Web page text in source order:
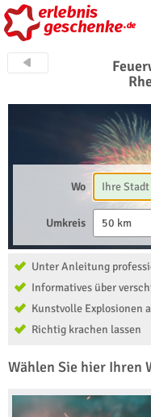
Wo
Umkreis 50 km
Unter Anleitung
Informatives über
Kunstvolle Explosionen
Richtig krachen lassen
Wählen Sie hier Ihren